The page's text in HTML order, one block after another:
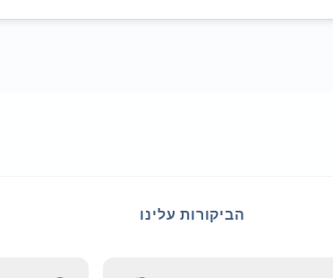
הביקורות עלינו